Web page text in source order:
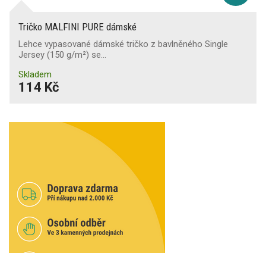
Tričko MALFINI PURE dámské
Lehce vypasované dámské tričko z bavlněného Single
Jersey (150 g/m²) se…
Skladem
114 Kč